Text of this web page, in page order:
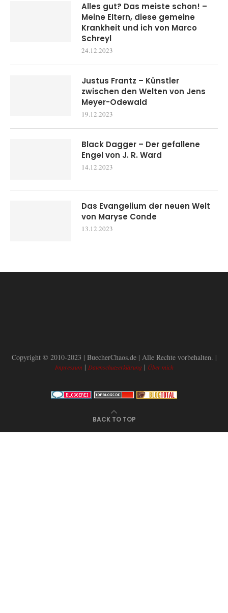
Alles gut? Das meiste schon! –
Meine Eltern, diese gemeine
Krankheit und ich von Marco
Schreyl
24.12.2023
Justus Frantz – Künstler
zwischen den Welten von Jens
Meyer-Odewald
19.12.2023
Black Dagger – Der gefallene
Engel von J. R. Ward
14.12.2023
Das Evangelium der neuen Welt
von Maryse Conde
13.12.2023
Copyright © 2010-2023 | BuecherChaos.de | Alle Rechte vorbehalten. |
Impressum | Datenschutzerklärung| Über mich
BACK TO TOP